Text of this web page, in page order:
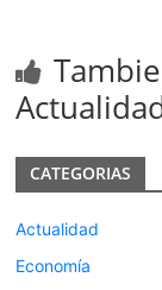
CATEGORIAS
Actualidad
Economía